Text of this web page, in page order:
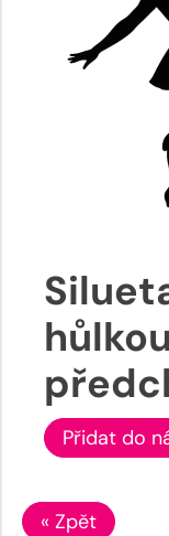
Přidat do
« Zpět